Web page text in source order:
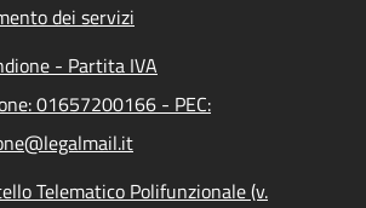
dei servizi
- Partita IVA
01657200166 - PEC:
Telematico Polifunzionale (v.